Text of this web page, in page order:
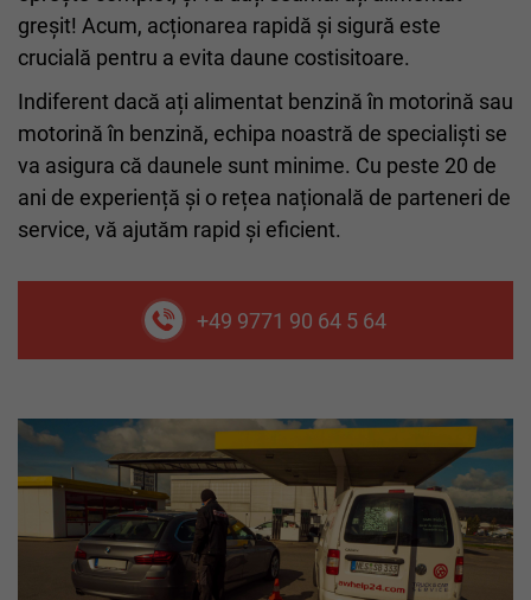
greșit! Acum, acționarea rapidă și sigură este
crucială pentru a evita daune costisitoare.
Indiferent dacă ați alimentat benzină în motorină sau
motorină în benzină, echipa noastră de specialiști se
va asigura că daunele sunt minime. Cu peste 20 de
ani de experiență și o rețea națională de parteneri de
service, vă ajutăm rapid și eficient.
+49 9771 90 64 5 64